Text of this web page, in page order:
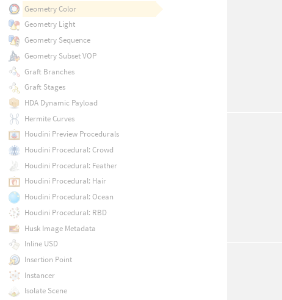
Geometry Color
Geometry Light
Geometry Sequence
Geometry Subset VOP
Graft Branches
Graft Stages
HDA Dynamic Payload
Hermite Curves
Houdini Preview Procedurals
Houdini Procedural: Crowd
Houdini Procedural: Feather
Houdini Procedural: Hair
Houdini Procedural: Ocean
Houdini Procedural: RBD
Husk Image Metadata
Inline USD
Insertion Point
Instancer
Isolate Scene